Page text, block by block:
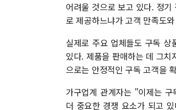
어려울 것으로 보고 있다. 정
로 제공하느냐가 고객 만족도
실제로 주요 업체들도 구독
있다. 제품을 판매하는 데 그
으로는 안정적인 구독 고객을
가구업계 관계자는 "이제는
더 중요한 경쟁 요소가 되고